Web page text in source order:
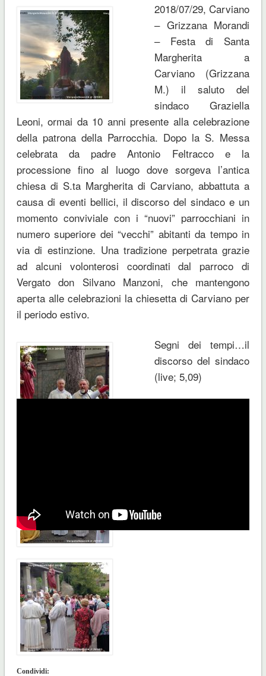
2018/07/29, Carviano
– Grizzana Morandi
– Festa di Santa
Margherita a
Carviano (Grizzana
M.) il saluto del
sindaco Graziella
Leoni, ormai da 10 anni presente alla celebrazione
della patrona della Parrocchia. Dopo la S. Messa
celebrata da padre Antonio Feltracco e la
processione fino al luogo dove sorgeva l’antica
chiesa di S.ta Margherita di Carviano, abbattuta a
causa di eventi bellici, il discorso del sindaco e un
momento conviviale con i “nuovi” parrocchiani in
numero superiore dei “vecchi” abitanti da tempo in
via di estinzione. Una tradizione perpetrata grazie
ad alcuni volonterosi coordinati dal parroco di
Vergato don Silvano Manzoni, che mantengono
aperta alle celebrazioni la chiesetta di Carviano per
il periodo estivo.
Segni dei tempi…il
discorso del sindaco
(live; 5,09)
Condividi: